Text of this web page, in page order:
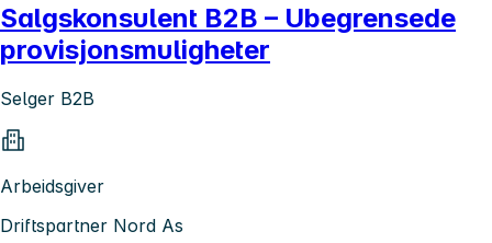
Salgskonsulent B2B – Ubegrensede
provisjonsmuligheter
Selger B2B
Arbeidsgiver
Driftspartner Nord As